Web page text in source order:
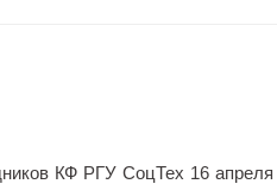
КФ РГУ СоцТех 16